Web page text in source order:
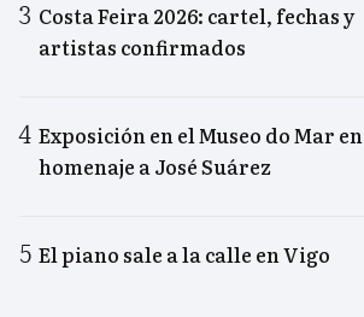
Costa Feira 2026: cartel, fechas y
artistas confirmados
Exposición en el Museo do Mar en
homenaje a José Suárez
El piano sale a la calle en Vigo